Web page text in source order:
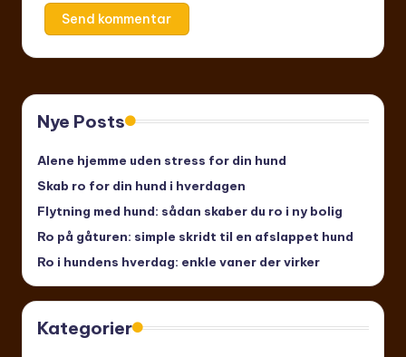
Nye Posts
Alene hjemme uden stress for din hund
Skab ro for din hund i hverdagen
Flytning med hund: sådan skaber du ro i ny bolig
Ro på gåturen: simple skridt til en afslappet hund
Ro i hundens hverdag: enkle vaner der virker
Kategorier